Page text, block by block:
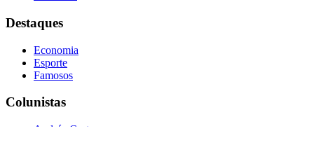
Destaques
Economia
Esporte
Famosos
Colunistas
Andréa Castro